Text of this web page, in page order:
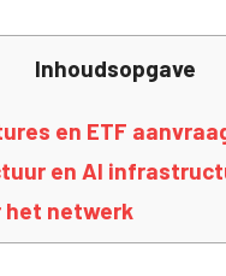
Inhoudsopgave
en ETF
en AI
het netwerk